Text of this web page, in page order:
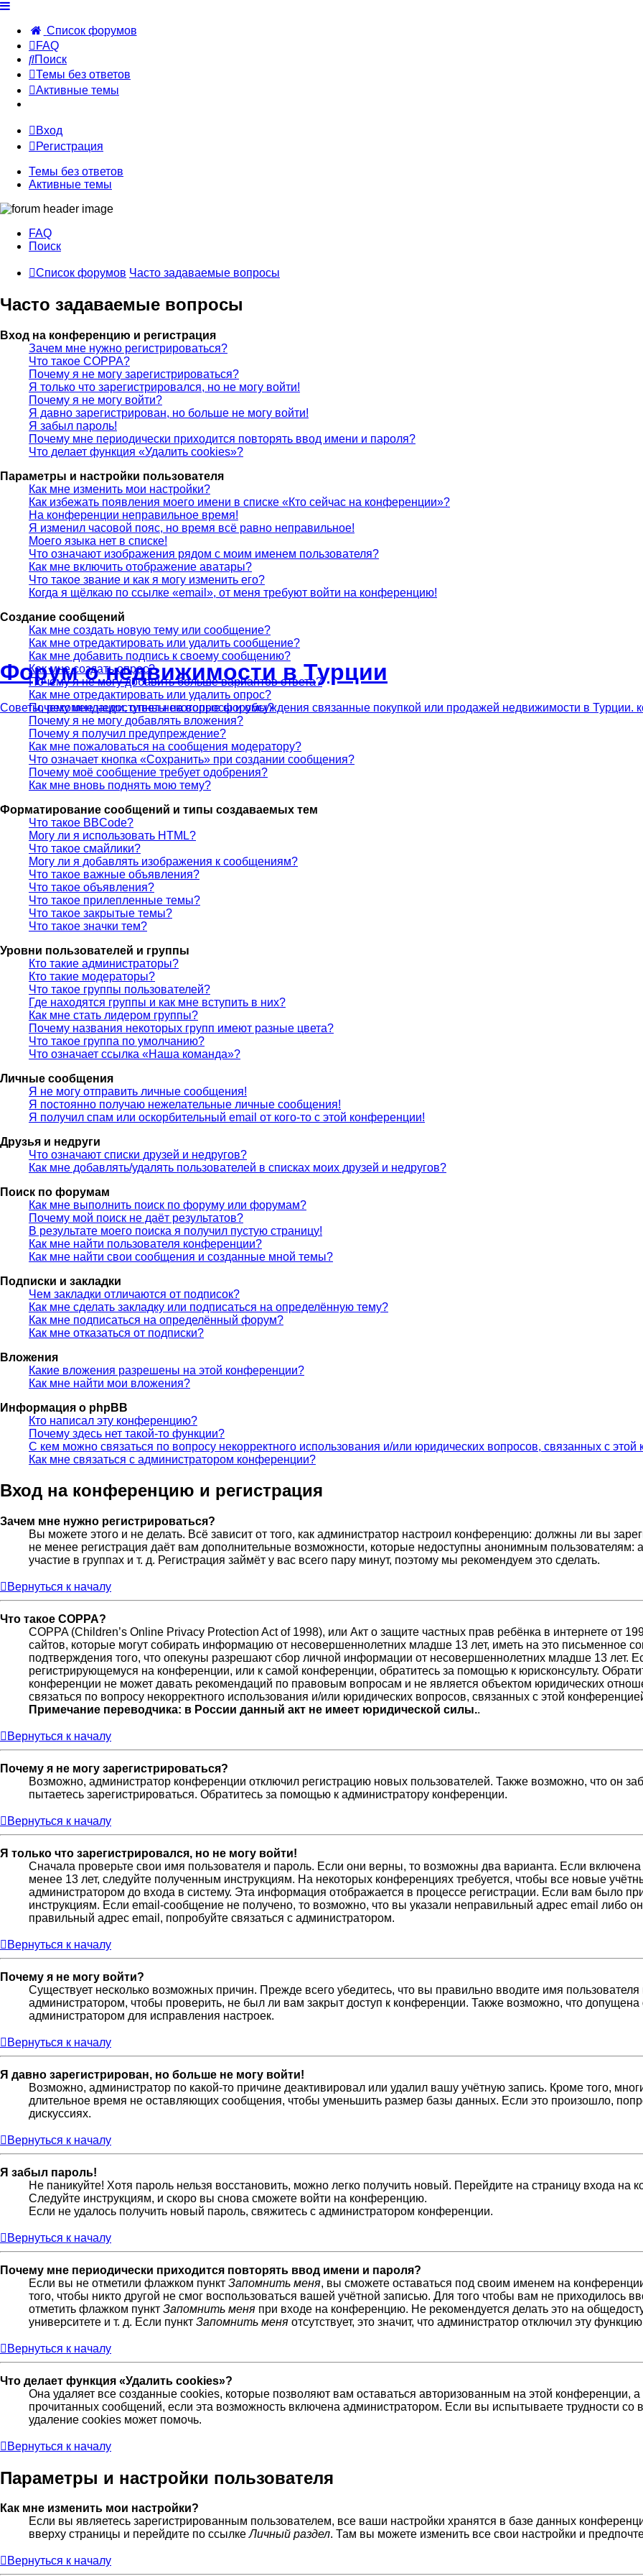
Список форумов
FAQ
Поиск
Темы без ответов
Активные темы
Вход
Регистрация
Темы без ответов
Активные темы
Форум о недвижимости в Турции
Советы, рекомендации, ответы на вопросы и обсуждения связанные покупкой или продажей недвижимости в Турции.
FAQ
Поиск
Список форумов Часто задаваемые вопросы
Часто задаваемые вопросы
Вход на конференцию и регистрация
Зачем мне нужно регистрироваться?
Что такое COPPA?
Почему я не могу зарегистрироваться?
Я только что зарегистрировался, но не могу войти!
Почему я не могу войти?
Я давно зарегистрирован, но больше не могу войти!
Я забыл пароль!
Почему мне периодически приходится повторять ввод имени и пароля?
Что делает функция «Удалить cookies»?
Параметры и настройки пользователя
Как мне изменить мои настройки?
Как избежать появления моего имени в списке «Кто сейчас на конференции»?
На конференции неправильное время!
Я изменил часовой пояс, но время всё равно неправильное!
Моего языка нет в списке!
Что означают изображения рядом с моим именем пользователя?
Как мне включить отображение аватары?
Что такое звание и как я могу изменить его?
Когда я щёлкаю по ссылке «email», от меня требуют войти на конференцию!
Создание сообщений
Как мне создать новую тему или сообщение?
Как мне отредактировать или удалить сообщение?
Как мне добавить подпись к своему сообщению?
Как мне создать опрос?
Почему я не могу добавить больше вариантов ответа?
Как мне отредактировать или удалить опрос?
Почему мне недоступны некоторые форумы?
Почему я не могу добавлять вложения?
Почему я получил предупреждение?
Как мне пожаловаться на сообщения модератору?
Что означает кнопка «Сохранить» при создании сообщения?
Почему моё сообщение требует одобрения?
Как мне вновь поднять мою тему?
Форматирование сообщений и типы создаваемых тем
Что такое BBCode?
Могу ли я использовать HTML?
Что такое смайлики?
Могу ли я добавлять изображения к сообщениям?
Что такое важные объявления?
Что такое объявления?
Что такое прилепленные темы?
Что такое закрытые темы?
Что такое значки тем?
Уровни пользователей и группы
Кто такие администраторы?
Кто такие модераторы?
Что такое группы пользователей?
Где находятся группы и как мне вступить в них?
Как мне стать лидером группы?
Почему названия некоторых групп имеют разные цвета?
Что такое группа по умолчанию?
Что означает ссылка «Наша команда»?
Личные сообщения
Я не могу отправить личные сообщения!
Я постоянно получаю нежелательные личные сообщения!
Я получил спам или оскорбительный email от кого-то с этой конференции!
Друзья и недруги
Что означают списки друзей и недругов?
Как мне добавлять/удалять пользователей в списках моих друзей и недругов?
Поиск по форумам
Как мне выполнить поиск по форуму или форумам?
Почему мой поиск не даёт результатов?
В результате моего поиска я получил пустую страницу!
Как мне найти пользователя конференции?
Как мне найти свои сообщения и созданные мной темы?
Подписки и закладки
Чем закладки отличаются от подписок?
Как мне сделать закладку или подписаться на определённую тему?
Как мне подписаться на определённый форум?
Как мне отказаться от подписки?
Вложения
Какие вложения разрешены на этой конференции?
Как мне найти мои вложения?
Информация о phpBB
Кто написал эту конференцию?
Почему здесь нет такой-то функции?
С кем можно связаться по вопросу некорректного использования и/или юридических вопросов, связанных с
Как мне связаться с администратором конференции?
Вход на конференцию и регистрация
Зачем мне нужно регистрироваться?
Вы можете этого и не делать. Всё зависит от того, как администратор настроил конференцию: должны ли вы
не менее регистрация даёт вам дополнительные возможности, которые недоступны анонимным
участие в группах и т. д. Регистрация займёт у вас всего пару минут, поэтому мы рекомендуем это сделать.
Вернуться к началу
Что такое COPPA?
COPPA (Children’s Online Privacy Protection Act of 1998), или Акт о защите частных прав ребёнка в интернете от
сайтов, которые могут собирать информацию от несовершеннолетних младше 13 лет, иметь на это письменное
подтверждения того, что опекуны разрешают сбор личной информации от несовершеннолетних младше 13 лет.
регистрирующемуся на конференции, или к самой конференции, обратитесь за помощью к юрисконсульту.
конференции не может давать рекомендаций по правовым вопросам и не является объектом юридических
связаться по вопросу некорректного использования и/или юридических вопросов, связанных с этой
Примечание переводчика: в России данный акт не имеет юридической силы..
Вернуться к началу
Почему я не могу зарегистрироваться?
Возможно, администратор конференции отключил регистрацию новых пользователей. Также возможно, что он
пытаетесь зарегистрироваться. Обратитесь за помощью к администратору конференции.
Вернуться к началу
Я только что зарегистрировался, но не могу войти!
Сначала проверьте свои имя пользователя и пароль. Если они верны, то возможны два варианта. Если
менее 13 лет, следуйте полученным инструкциям. На некоторых конференциях требуется, чтобы все новые
администратором до входа в систему. Эта информация отображается в процессе регистрации. Если вам было
инструкциям. Если email-сообщение не получено, то возможно, что вы указали неправильный адрес email либо
правильный адрес email, попробуйте связаться с администратором.
Вернуться к началу
Почему я не могу войти?
Существует несколько возможных причин. Прежде всего убедитесь, что вы правильно вводите имя
администратором, чтобы проверить, не был ли вам закрыт доступ к конференции. Также возможно, что
администратором для исправления настроек.
Вернуться к началу
Я давно зарегистрирован, но больше не могу войти!
Возможно, администратор по какой-то причине деактивировал или удалил вашу учётную запись. Кроме того,
длительное время не оставляющих сообщения, чтобы уменьшить размер базы данных. Если это произошло,
дискуссиях.
Вернуться к началу
Я забыл пароль!
Не паникуйте! Хотя пароль нельзя восстановить, можно легко получить новый. Перейдите на страницу входа
Следуйте инструкциям, и скоро вы снова сможете войти на конференцию.
Если не удалось получить новый пароль, свяжитесь с администратором конференции.
Вернуться к началу
Почему мне периодически приходится повторять ввод имени и пароля?
Если вы не отметили флажком пункт Запомнить меня, вы сможете оставаться под своим именем на
того, чтобы никто другой не смог воспользоваться вашей учётной записью. Для того чтобы вам не приходилось
отметить флажком пункт Запомнить меня при входе на конференцию. Не рекомендуется делать это на
университете и т. д. Если пункт Запомнить меня отсутствует, это значит, что администратор отключил эту
Вернуться к началу
Что делает функция «Удалить cookies»?
Она удаляет все созданные cookies, которые позволяют вам оставаться авторизованным на этой конференции,
прочитанных сообщений, если эта возможность включена администратором. Если вы испытываете трудности
удаление cookies может помочь.
Вернуться к началу
Параметры и настройки пользователя
Как мне изменить мои настройки?
Если вы являетесь зарегистрированным пользователем, все ваши настройки хранятся в базе данных
вверху страницы и перейдите по ссылкеЛичный раздел. Там вы можете изменить все свои настройки и
Вернуться к началу